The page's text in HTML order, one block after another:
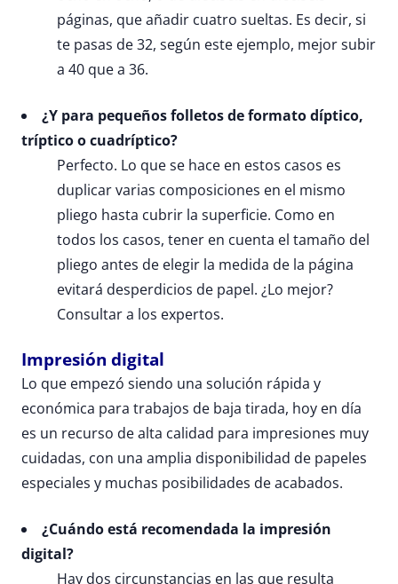
páginas, que añadir cuatro sueltas. Es decir, si
te pasas de 32, según este ejemplo, mejor subir
a 40 que a 36.
¿Y para pequeños folletos de formato díptico,
tríptico o cuadríptico?
Perfecto. Lo que se hace en estos casos es
duplicar varias composiciones en el mismo
pliego hasta cubrir la superficie. Como en
todos los casos, tener en cuenta el tamaño del
pliego antes de elegir la medida de la página
evitará desperdicios de papel. ¿Lo mejor?
Consultar a los expertos.
Impresión digital
Lo que empezó siendo una solución rápida y
económica para trabajos de baja tirada, hoy en día
es un recurso de alta calidad para impresiones muy
cuidadas, con una amplia disponibilidad de papeles
especiales y muchas posibilidades de acabados.
¿Cuándo está recomendada la impresión
digital?
Hay dos circunstancias en las que resulta